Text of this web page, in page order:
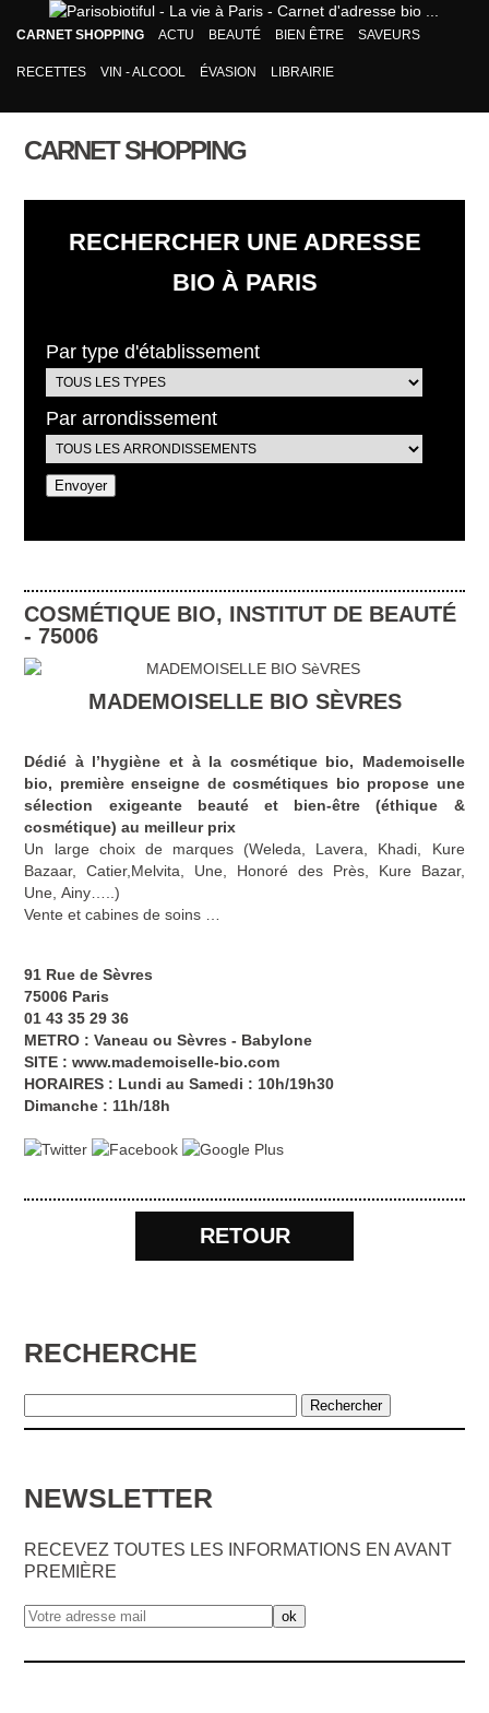
CARNET SHOPPING ACTU BEAUTÉ BIEN ÊTRE SAVEURS
RECETTES VIN - ALCOOL ÉVASION LIBRAIRIE
CARNET SHOPPING
RECHERCHER UNE ADRESSE
BIO À PARIS
Par type d'établissement
Par arrondissement
COSMÉTIQUE BIO, INSTITUT DE BEAUTÉ
-75006
MADEMOISELLE BIO SÈVRES
Dédié à l’hygiène et à la cosmétique bio, Mademoiselle
bio, première enseigne de cosmétiques bio propose une
sélection exigeante beauté et bien-être (éthique &
cosmétique) au meilleur prix
Un large choix de marques (Weleda, Lavera, Khadi, Kure
Bazaar, Catier,Melvita, Une, Honoré des Près, Kure Bazar,
Une, Ainy…..)
Vente et cabines de soins …
91 Rue de Sèvres
75006 Paris
01 43 35 29 36
METRO : Vaneau ou Sèvres - Babylone
SITE :www.mademoiselle-bio.com
HORAIRES : Lundi au Samedi : 10h/19h30
Dimanche : 11h/18h
RETOUR
RECHERCHE
NEWSLETTER
RECEVEZ TOUTES LES INFORMATIONS EN AVANT
PREMIÈRE